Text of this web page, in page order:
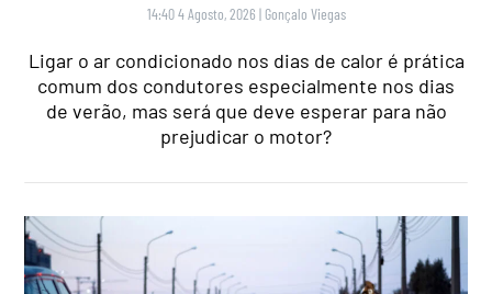
14:40 4 Agosto, 2026 | Gonçalo Viegas
Ligar o ar condicionado nos dias de calor é prática
comum dos condutores especialmente nos dias
de verão, mas será que deve esperar para não
prejudicar o motor?